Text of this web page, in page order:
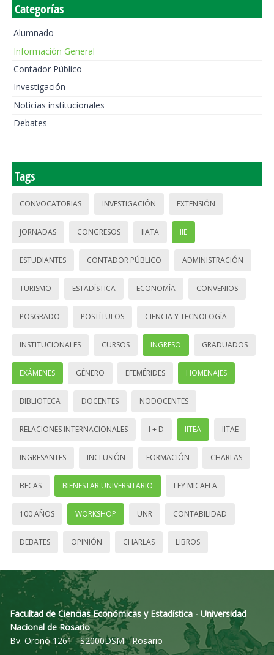
Categorías
Alumnado
Información General
Contador Público
Investigación
Noticias institucionales
Debates
Tags
CONVOCATORIAS INVESTIGACIÓN EXTENSIÓN
JORNADAS CONGRESOS IIATA IIE
ESTUDIANTES CONTADOR PÚBLICO ADMINISTRACIÓN
TURISMO ESTADÍSTICA ECONOMÍA CONVENIOS
POSGRADO POSTÍTULOS CIENCIA Y TECNOLOGÍA
INSTITUCIONALES CURSOS INGRESO GRADUADOS
EXÁMENES GÉNERO EFEMÉRIDES HOMENAJES
BIBLIOTECA DOCENTES NODOCENTES
RELACIONES INTERNACIONALES I + D IITEA IITAE
INGRESANTES INCLUSIÓN FORMACIÓN CHARLAS
BECAS BIENESTAR UNIVERSITARIO LEY MICAELA
100 AÑOS WORKSHOP UNR CONTABILIDAD
DEBATES OPINIÓN CHARLAS LIBROS
Facultad de Ciencias Económicas y Estadística - Universidad
Nacional de Rosario
Bv. Oroño 1261 - S2000DSM - Rosario